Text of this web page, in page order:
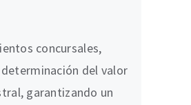
concursales,
del valor
garantizando un